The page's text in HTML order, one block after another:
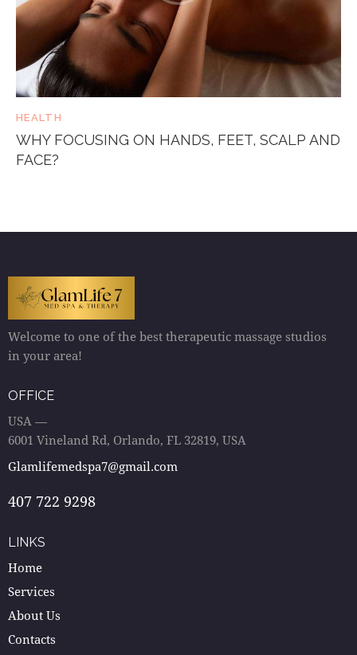
HEALTH
WHY FOCUSING ON HANDS, FEET, SCALP AND
FACE?
Welcome to one of the best therapeutic massage studios
in your area!
OFFICE
USA —
6001 Vineland Rd, Orlando, FL 32819, USA
Glamlifemedspa7@gmail.com
407 722 9298
LINKS
Home
Services
About Us
Contacts